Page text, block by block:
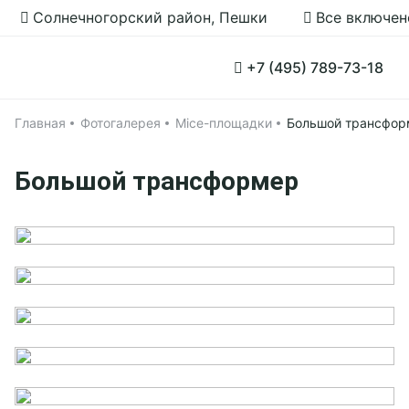
Солнечногорский район, Пешки Все
+7 (495) 789-73-18
Акции
Об отеле
Об отеле
Тариф Всё включено
Дневная карта
Чем заняться
Аквакомплекс «4 стихии»
Мероприятия
Главная Фотогалерея Mice-площадки Большой
Большой трансформер